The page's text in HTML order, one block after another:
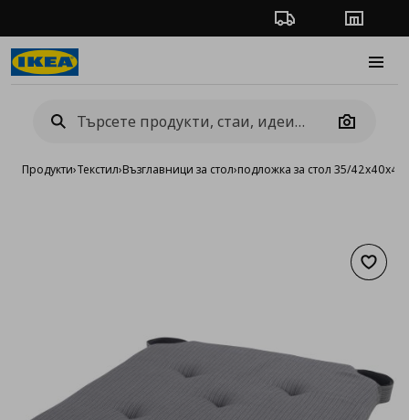
Проследяване на
Camera
Продукти›Текстил›Възглавници за стол›подложка за стол 35/